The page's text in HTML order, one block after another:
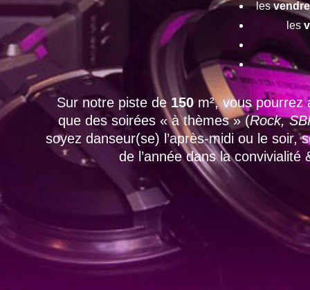
les
les
Sur notre piste de 150 m², vous
que des soirées « à thèmes » (Rock,
soyez danseur(se) l’après-midi ou le
de l’année dans la